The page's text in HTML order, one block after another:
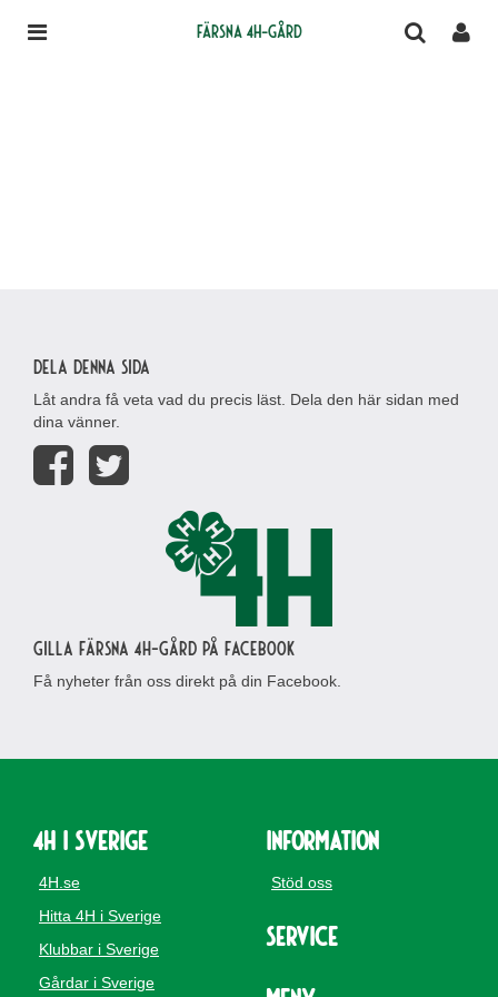
Färsna 4H-gård
Dela denna sida
Låt andra få veta vad du precis läst. Dela den här sidan med
dina vänner.
Gilla Färsna 4H-gård på Facebook
Få nyheter från oss direkt på din Facebook.
4H i Sverige
4H.se
Hitta 4H i Sverige
Klubbar i Sverige
Gårdar i Sverige
Information
Stöd oss
Service